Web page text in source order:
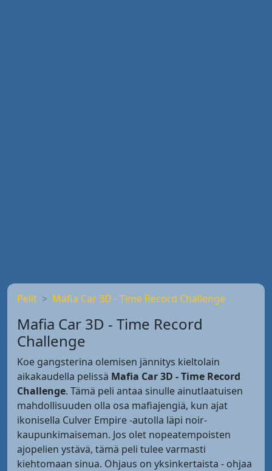
Pelit Mafia Car 3D - Time Record Challenge
Mafia Car 3D - Time Record
Challenge
Koe gangsterina olemisen jännitys kieltolain
aikakaudella pelissä Mafia Car 3D - Time Record
Challenge. Tämä peli antaa sinulle ainutlaatuisen
mahdollisuuden olla osa mafiajengiä, kun ajat
ikonisella Culver Empire -autolla läpi noir-
kaupunkimaiseman. Jos olet nopeatempoisten
ajopelien ystävä, tämä peli tulee varmasti
kiehtomaan sinua. Ohjaus on yksinkertaista - ohjaa